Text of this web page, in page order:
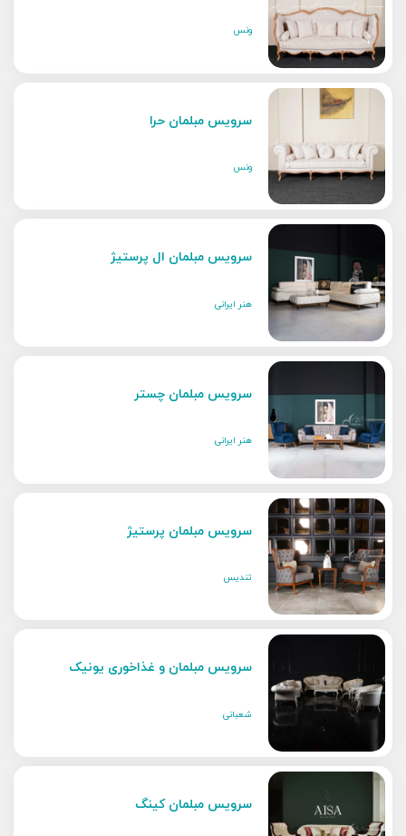
ونس
سرویس مبلمان حرا
ونس
سرویس مبلمان ال پرستیژ
هنر ایرانی
سرویس مبلمان چستر
هنر ایرانی
سرویس مبلمان پرستیژ
تندیس
سرویس مبلمان و غذاخوری یونیک
شعبانی
سرویس مبلمان کینگ